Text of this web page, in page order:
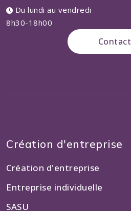
Du lundi au vendredi
8h30-18h00
Contact
Création d'entreprise
Création d'entreprise
Entreprise individuelle
SASU